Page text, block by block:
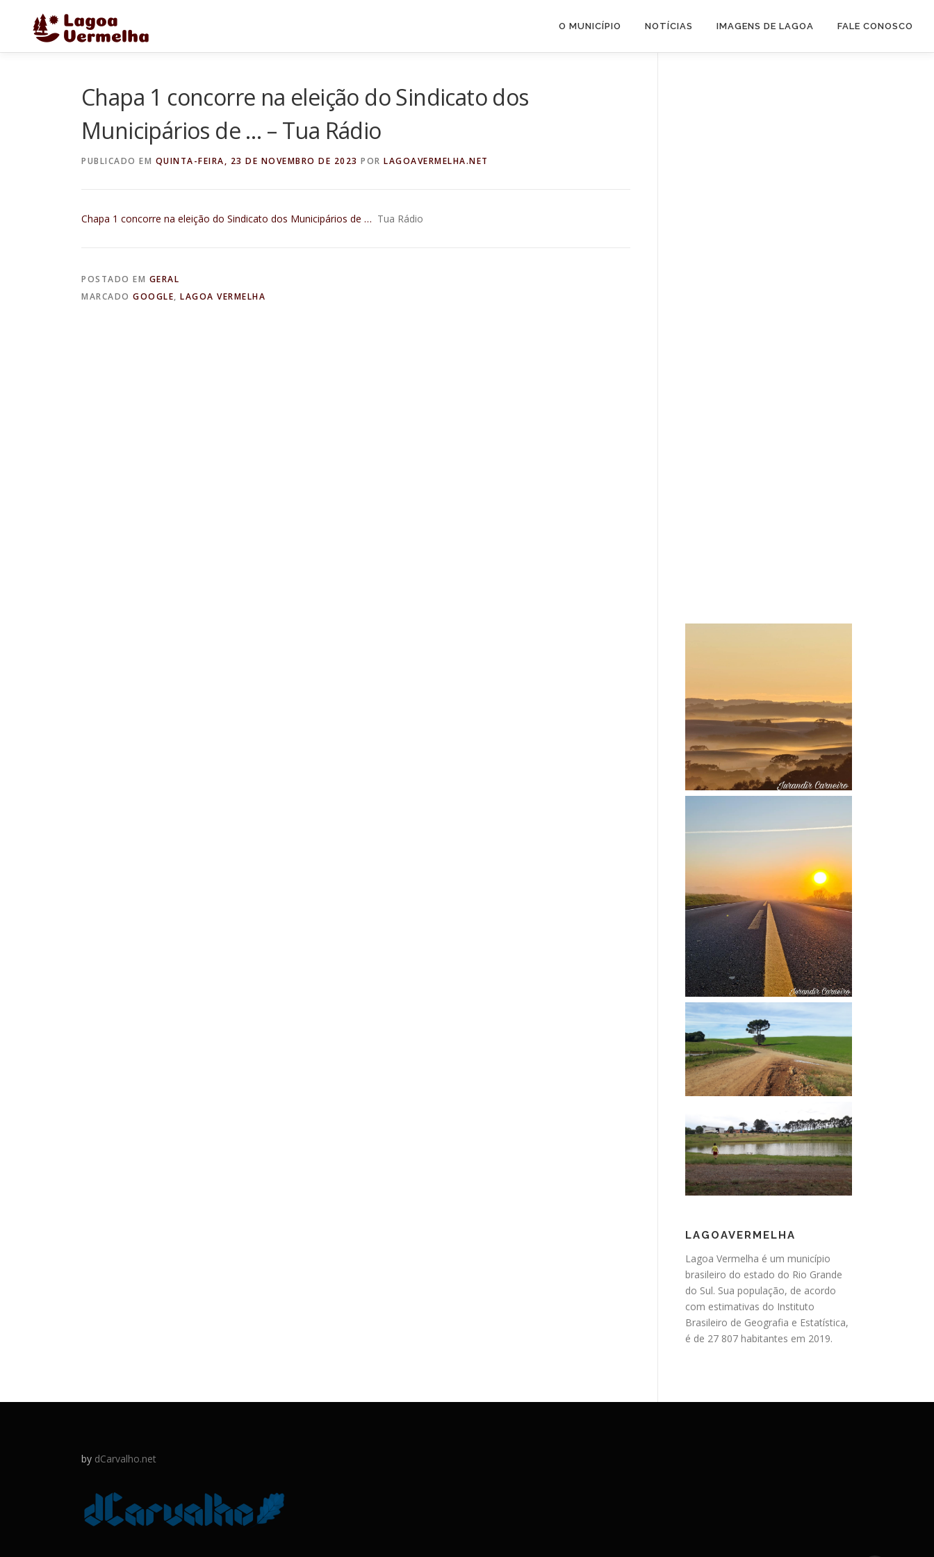
conteúdo
O MUNICÍPIO NOTÍCIAS IMAGENS DE LAGOA FALE CONOSCO
Chapa 1 concorre na eleição do Sindicato dos
Municipários de … – Tua Rádio
PUBLICADO EM QUINTA-FEIRA, 23 DE NOVEMBRO DE 2023 POR LAGOAVERMELHA.NET
Chapa 1 concorre na eleição do Sindicato dos Municipários de … Tua Rádio
POSTADO EM GERAL
MARCADO GOOGLE, LAGOA VERMELHA
LAGOAVERMELHA
Lagoa Vermelha é um município
brasileiro do estado do Rio Grande
do Sul. Sua população, de acordo
com estimativas do Instituto
Brasileiro de Geografia e Estatística,
é de 27 807 habitantes em 2019.
by dCarvalho.net